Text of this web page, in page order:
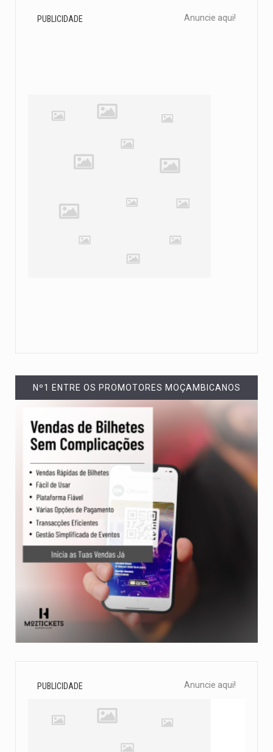
PUBLICIDADE Anuncie aqui!
Nº1 ENTRE OS PROMOTORES MOÇAMBICANOS
PUBLICIDADE Anuncie aqui!